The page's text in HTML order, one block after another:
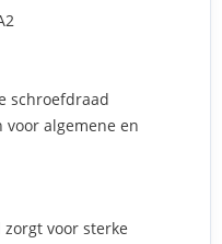
schroefdraad
algemene en
voor sterke